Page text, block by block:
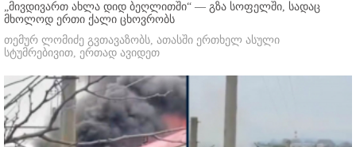
„მივდივართ ახლა დიდ ბეღლითში“ — გზა სოფელში, სადაც
მხოლოდ ერთი ქალი ცხოვრობს
თემურ ლომიძე გვთავაზობს, ათასში ერთხელ ასული
სტუმრებივით, ერთად ავიდეთ